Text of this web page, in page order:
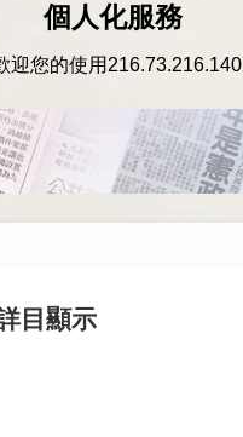
個人化服務
迎您的使用 216.73.216.140
目顯示